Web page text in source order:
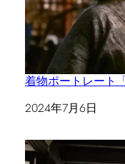
着物ポートレート
日付
2024年7月6日